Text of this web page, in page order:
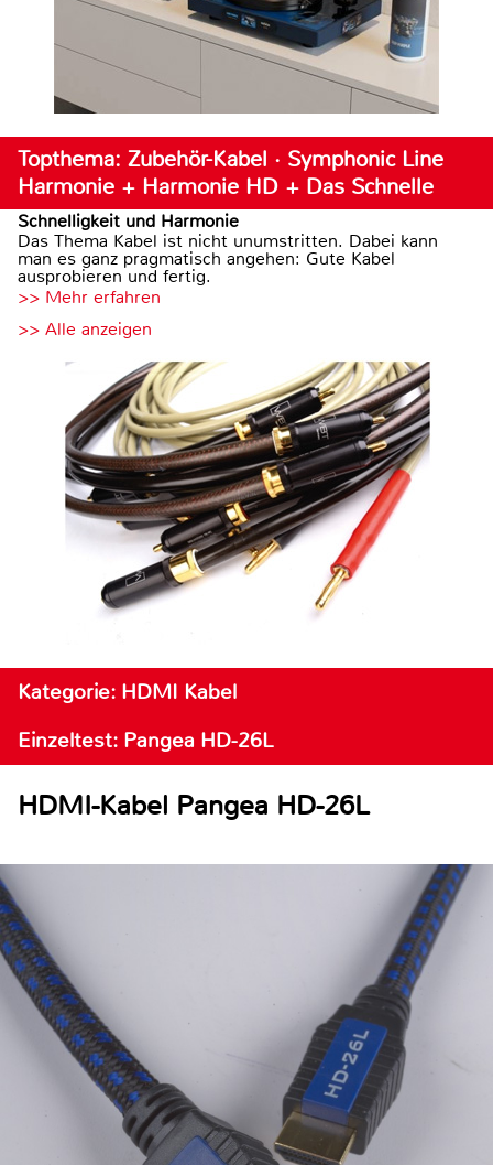
Topthema: Zubehör-Kabel · Symphonic Line
Harmonie + Harmonie HD + Das Schnelle
Schnelligkeit und Harmonie
Das Thema Kabel ist nicht unumstritten. Dabei kann
man es ganz pragmatisch angehen: Gute Kabel
ausprobieren und fertig.
>> Mehr erfahren
>> Alle anzeigen
Kategorie: HDMI Kabel
Einzeltest: Pangea HD-26L
HDMI-Kabel Pangea HD-26L